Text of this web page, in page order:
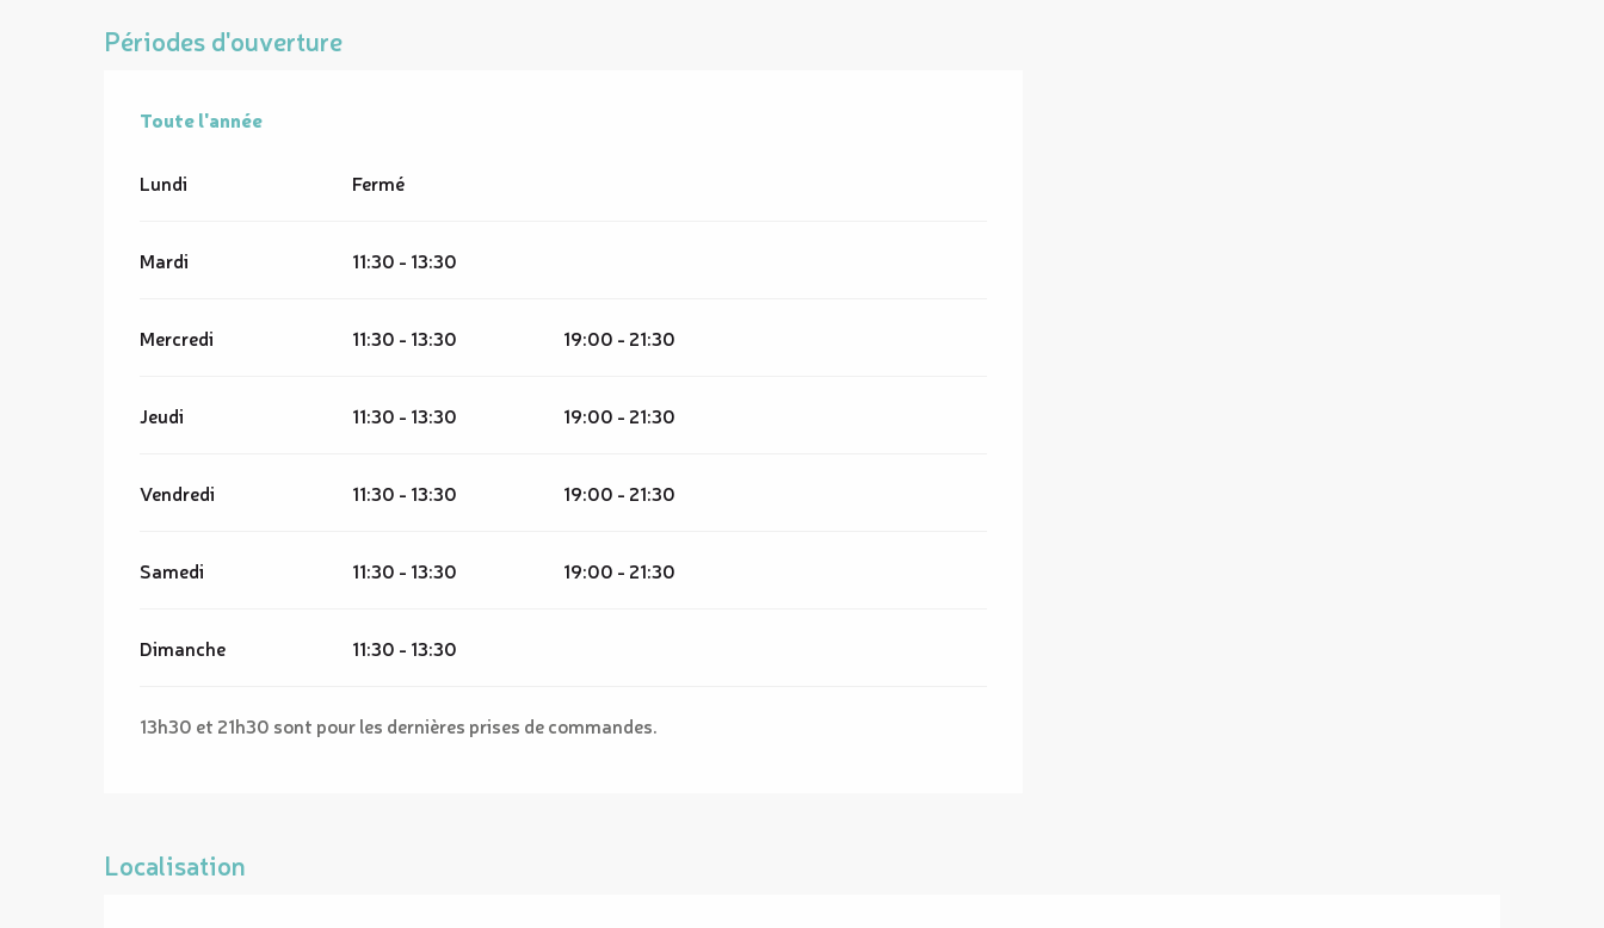
Périodes d'ouverture
Toute l'année
Toute l'année
Lundi Fermé
Mardi 11:30 - 13:30
Mercredi 11:30 - 13:30 19:00 - 21:30
Jeudi 11:30 - 13:30 19:00 - 21:30
Vendredi 11:30 - 13:30 19:00 - 21:30
Samedi 11:30 - 13:30 19:00 - 21:30
Dimanche 11:30 - 13:30
13h30 et 21h30 sont pour les dernières prises de commandes.
Localisation